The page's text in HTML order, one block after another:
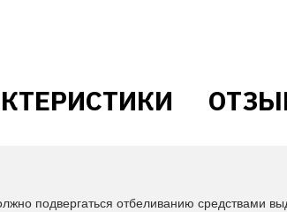
подвергаться отбеливанию средствами